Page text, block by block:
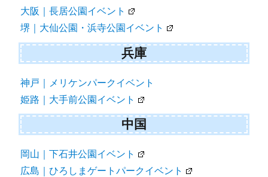
大阪｜長居公園イベント
堺｜大仙公園・浜寺公園イベント
兵庫
神戸｜メリケンパークイベント
姫路｜大手前公園イベント
中国
岡山｜下石井公園イベント
広島｜ひろしまゲートパークイベント